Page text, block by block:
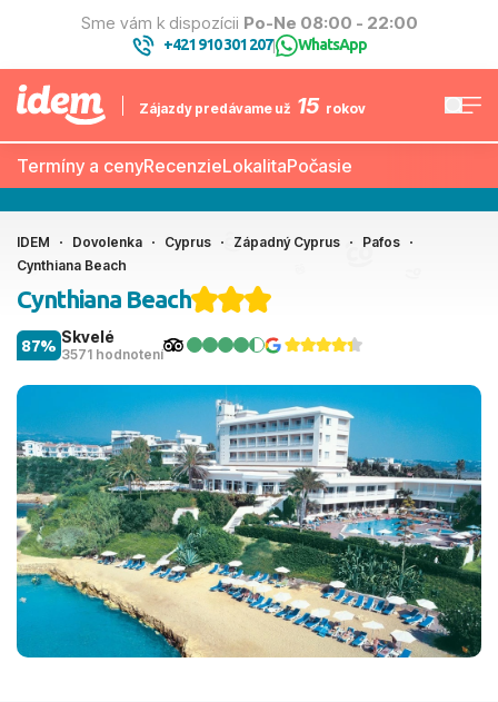
Sme vám k dispozícii Po-Ne 08:00 - 22:00
+421 910 301 207| WhatsApp
Zájazdy predávame už 15 rokov
Termíny a cenyRecenzieLokalitaPočasie
IDEM Dovolenka Cyprus Západný Cyprus
Pafos
Cynthiana Beach
Cynthiana Beach
Skvelé
3571 hodnotení
87%